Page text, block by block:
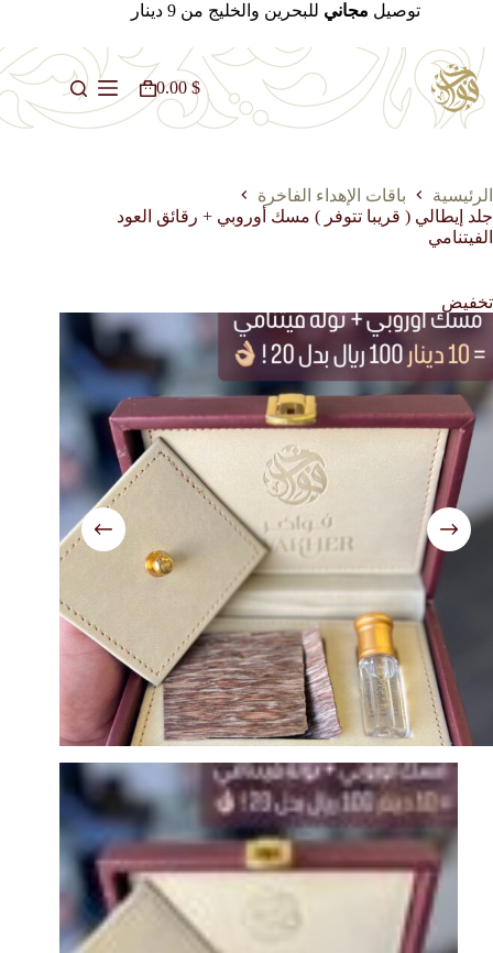
المحتوى
توصيل مجاني للبحرين والخليج من 9 دينار
عربة
التسوق
0.00$
الرئيسية
باقات الإهداء الفاخرة
جلد إيطالي ( قريبا تتوفر ) مسك أوروبي + رقائق العود
الفيتنامي
تخفيض